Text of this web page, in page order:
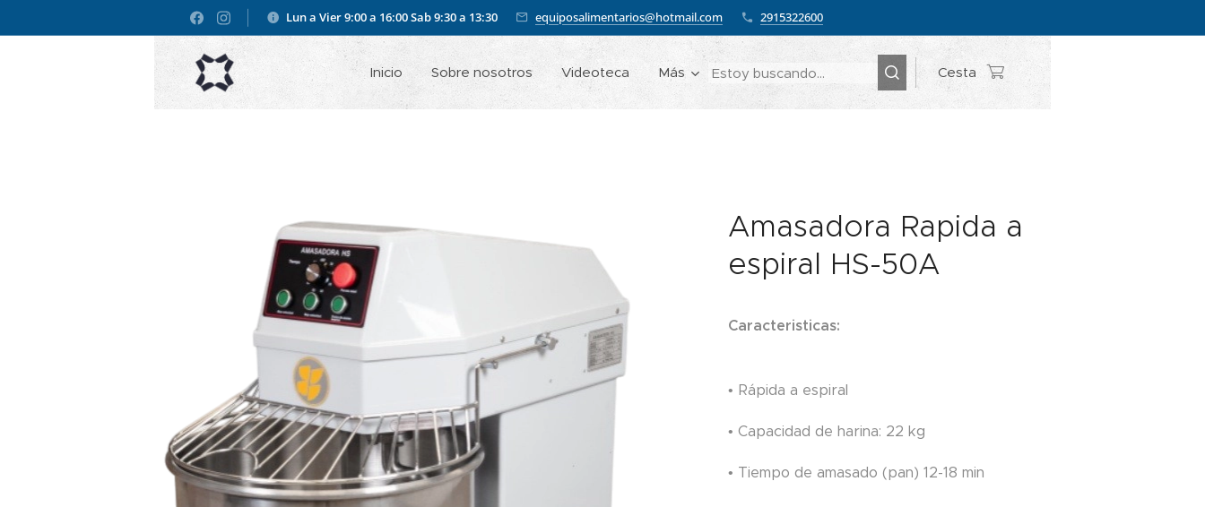
Lun a Vier 9:00 a 16:00Sab 9:30 a 13:30 equiposalimentarios@hotmail.com 2915322600
Inicio Sobre nosotros Videoteca Más Cesta
Amasadora Rapida a
espiral HS-50A
Caracteristicas:
• Rápida a espiral
• Capacidad de harina: 22 kg
• Tiempo de amasado (pan) 12-18 min